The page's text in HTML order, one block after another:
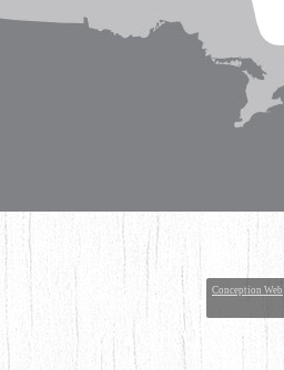
Conception Web